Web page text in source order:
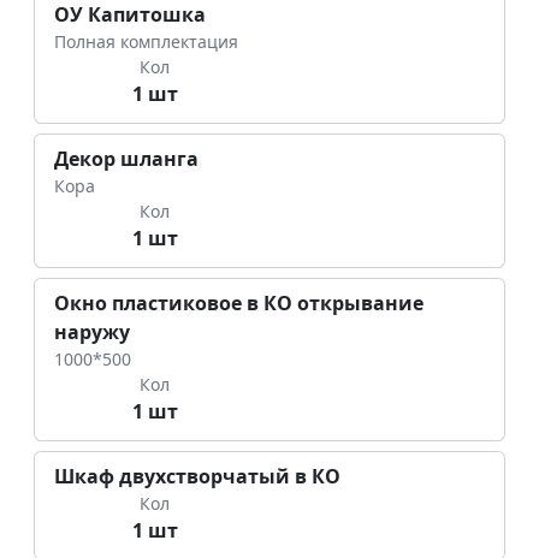
ОУ Капитошка
Полная комплектация
Кол
1 шт
Декор шланга
Кора
Кол
1 шт
Окно пластиковое в КО открывание
наружу
1000*500
Кол
1 шт
Шкаф двухстворчатый в КО
Кол
1 шт